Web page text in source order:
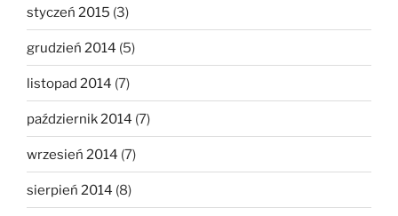
styczeń 2015 (3)
grudzień 2014 (5)
listopad 2014 (7)
październik 2014 (7)
wrzesień 2014 (7)
sierpień 2014 (8)